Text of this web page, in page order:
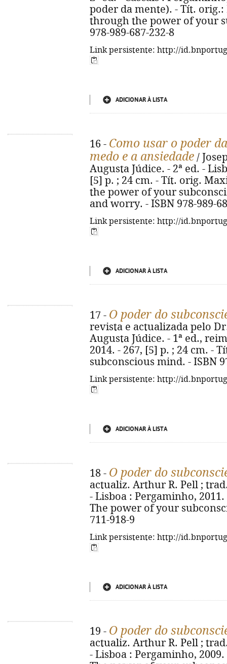
poder da mente). - Tít.
through the power of your
978-989-687-232-8
Link persistente: http://
ADICIONAR À LISTA
16 - Como usar o poder
medo e a ansiedade /
Augusta Júdice. - 2ª ed. -
[5] p. ; 24 cm. - Tít. orig.
the power of your
and worry. - ISBN 978-989-
Link persistente: http://
ADICIONAR À LISTA
17 - O poder do
revista e actualizada pelo
Augusta Júdice. - 1ª ed.,
2014. - 267, [5] p. ; 24 cm. -
subconscious mind. - ISBN
Link persistente: http://
ADICIONAR À LISTA
18 - O poder do
actualiz. Arthur R. Pell ;
- Lisboa : Pergaminho,
The power of your
711-918-9
Link persistente: http://
ADICIONAR À LISTA
19 - O poder do
actualiz. Arthur R. Pell ;
- Lisboa : Pergaminho,